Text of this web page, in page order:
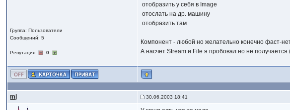
Группа: Пользователи
Сообщений: 5
Репутация: 0
отобразить у себя в Image
отослать на др. машину
отобразить там
Компонент - любой но желательно конечно фаст-
А насчет Stream и File я пробовал но не
mj 30.06.2003 18:41